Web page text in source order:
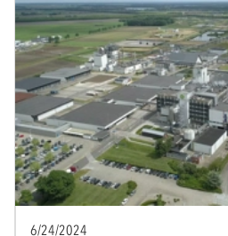
6/24/2024